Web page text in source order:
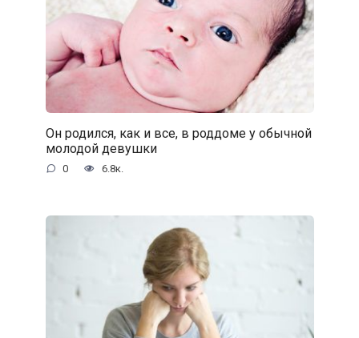
Он родился, как и все, в роддоме у обычной
молодой девушки
0 6.8к.